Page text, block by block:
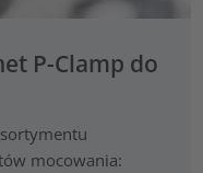
P-Clamp do
mocowania: